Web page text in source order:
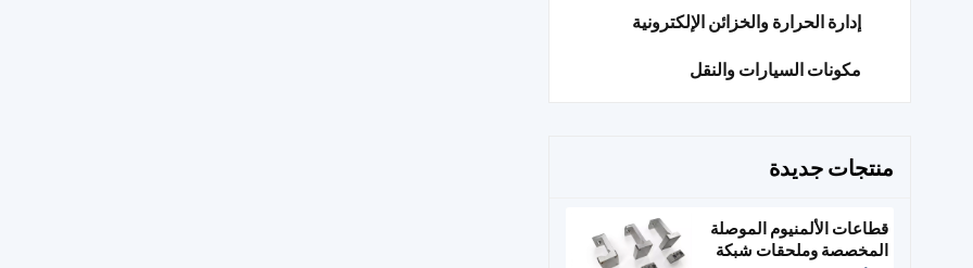
إدارة الحرارة والخزائن الإلكترونية
مكونات السيارات والنقل
منتجات جديدة
قطاعات الألمنيوم الموصلة
المخصصة وملحقات شبكة